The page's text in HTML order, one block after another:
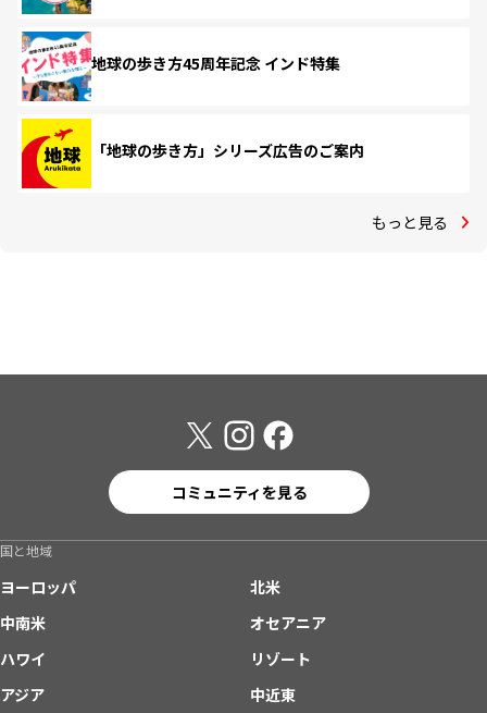
地球の歩き方45周年記念 インド特集
「地球の歩き方」シリーズ広告のご案内
もっと見る
コミュニティを見る
国と地域
ヨーロッパ
北米
中南米
オセアニア
ハワイ
リゾート
アジア
中近東